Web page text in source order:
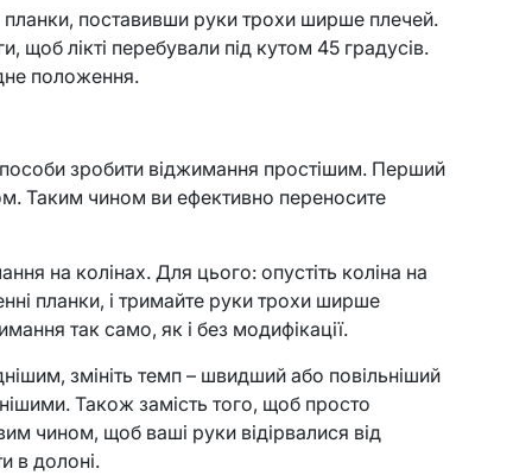
поставивши руки трохи ширше плечей.
щоб лікті перебували під кутом 45 градусів.
положення.
зробити віджимання простішим. Перший
Таким чином ви ефективно переносите
на колінах. Для цього: опустіть коліна на
планки, і тримайте руки трохи ширше
так само, як і без модифікації.
, змініть темп – швидший або повільніший
Також замість того, щоб просто
чином, щоб ваші руки відірвалися від
в долоні.